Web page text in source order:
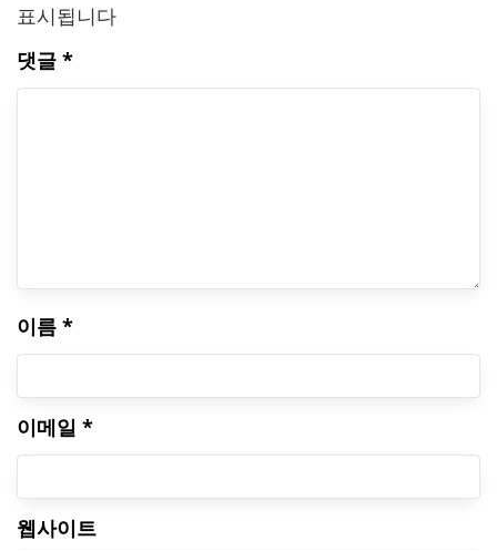
표시됩니다
댓글 *
이름 *
이메일 *
웹사이트